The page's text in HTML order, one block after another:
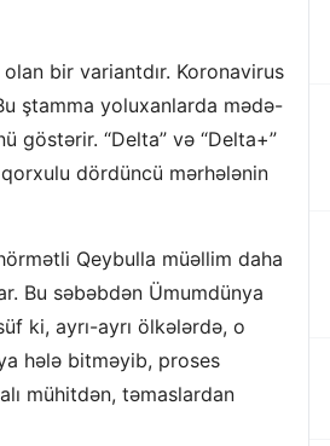
bir variantdır. Koronavirus
ştamma yoluxanlarda mədə-
göstərir. “Delta” və “Delta+”
dördüncü mərhələnin
Qeybulla müəllim daha
Bu səbəbdən Ümumdünya
ki, ayrı-ayrı ölkələrdə, o
hələ bitməyib, proses
mühitdən, təmaslardan